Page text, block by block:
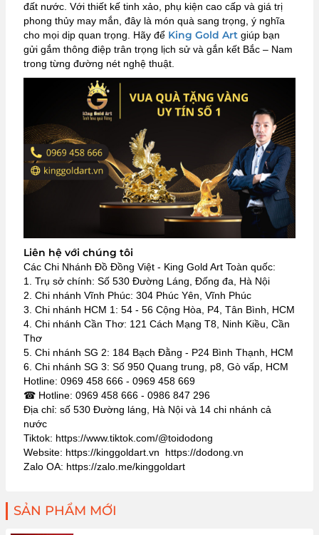
đất nước. Với thiết kế tinh xảo, phụ kiện cao cấp và giá trị
phong thủy may mắn, đây là món quà sang trọng, ý nghĩa
cho mọi dịp quan trọng. Hãy để King Gold Art giúp bạn
gửi gắm thông điệp trân trọng lịch sử và gắn kết Bắc – Nam
trong từng đường nét nghệ thuật.
Liên hệ với chúng tôi
Các Chi Nhánh Đồ Đồng Việt - King Gold Art Toàn quốc:
1. Trụ sở chính: Số 530 Đường Láng, Đống đa, Hà Nội
2. Chi nhánh Vĩnh Phúc: 304 Phúc Yên, Vĩnh Phúc
3. Chi nhánh HCM 1: 54 - 56 Cộng Hòa, P4, Tân Bình, HCM
4. Chi nhánh Cần Thơ: 121 Cách Mạng T8, Ninh Kiều, Cần
Thơ
5. Chi nhánh SG 2: 184 Bạch Đằng - P24 Bình Thạnh, HCM
6. Chi nhánh SG 3: Số 950 Quang trung, p8, Gò vấp, HCM
Hotline: 0969 458 666 - 0969 458 669
☎ Hotline: 0969 458 666 - 0986 847 296
Địa chỉ: số 530 Đường láng, Hà Nội và 14 chi nhánh cả
nước
Tiktok: https://www.tiktok.com/@toidodong
Website: https://kinggoldart.vn https://dodong.vn
Zalo OA: https://zalo.me/kinggoldart
SẢN PHẨM MỚI